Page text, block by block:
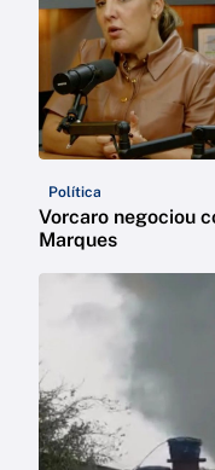
Política
Vorcaro negociou
Marques